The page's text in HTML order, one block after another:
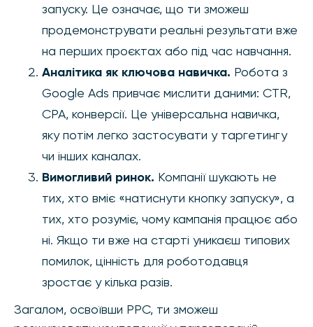
запуску. Це означає, що ти зможеш
продемонструвати реальні результати вже
на перших проєктах або під час навчання.
Аналітика як ключова навичка. Робота з
Google Ads привчає мислити даними: CTR,
CPA, конверсії. Це універсальна навичка,
яку потім легко застосувати у таргетингу
чи інших каналах.
Вимогливий ринок. Компанії шукають не
тих, хто вміє «натиснути кнопку запуску», а
тих, хто розуміє, чому кампанія працює або
ні. Якщо ти вже на старті уникаєш типових
помилок, цінність для роботодавця
зростає у кілька разів.
Загалом, освоївши PPC, ти зможеш